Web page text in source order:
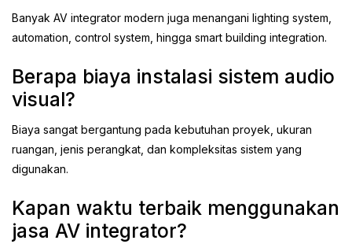
Banyak AV integrator modern juga menangani lighting system,
automation, control system, hingga smart building integration.
Berapa biaya instalasi sistem audio
visual?
Biaya sangat bergantung pada kebutuhan proyek, ukuran
ruangan, jenis perangkat, dan kompleksitas sistem yang
digunakan.
Kapan waktu terbaik menggunakan
jasa AV integrator?